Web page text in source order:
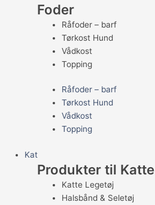
Foder
Råfoder – barf
Tørkost Hund
Vådkost
Topping
Råfoder – barf
Tørkost Hund
Vådkost
Topping
Kat
Produkter til Katte
Katte Legetøj
Halsbånd & Seletøj